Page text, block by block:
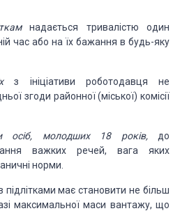
надається тривалістю один
час або на їх бажання в будь-яку
з ініціативи роботодавця не
згоди районної (міської) комісії
осіб, молодших 18 років,до
важких речей, вага яких
норми.
має становити не більш
максимальної маси вантажу, що